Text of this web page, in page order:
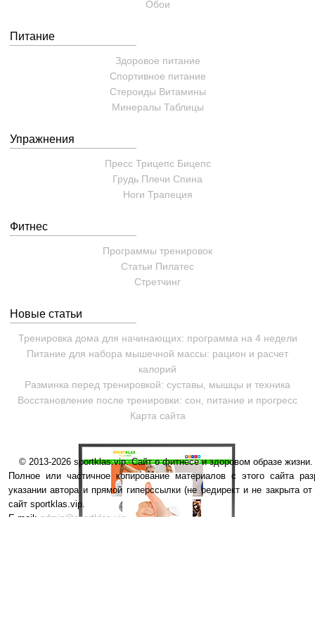
Обои
Питание
Здоровое питание
Спортивное питание
Стероиды Витамины
Минералы Таблицы
Упражнения
Пресс Трицепс Бицепс
Грудь Плечи Спина
Ноги Трапеция
Фитнес
Программы тренировок
Статьи Пилатес
Cтретчинг
Новые статьи
Тренировка дома для начинающих: программа на 4 недели
Питание для набора мышечной массы: рацион и расчет
калорий
Разминка перед тренировкой: суставы, мышцы и техника
Восстановление после тренировки: сон, питание и прогресс
Карта сайта
© 2013-2026 sportklas.vip. Сайт о фитнесе и здоровом образе
Полное или частичное копирование материалов с этого сайта
указании автора и прямой гиперссылки (не редирект и не закрыта
сайт sportklas.vip.
E-mail: admin@sportklas.vip